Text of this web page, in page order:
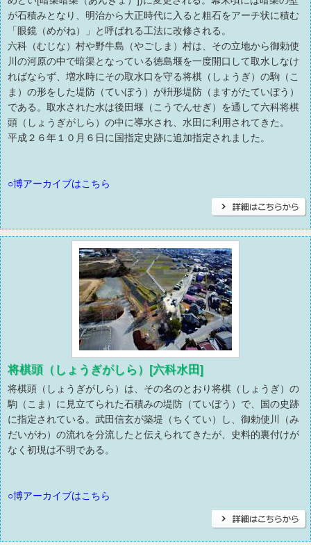
が石積みとなり、明治から大正時代に入ると粗石をアーチ状に積む
「眼鏡（めがね）」と呼ばれる工法に改修される。
六科（むじな）村や野牛島（やごしま）村は、その立地から御勅使
川の河原の中で暗渠となっている徳島堰を一度開口して取水しなけ
ればならず、増水時にその取水口を守る将棋（しょうぎ）の駒（こ
ま）の形をした堤防（ていぼう）が枡形堤防（ますがたていぼう）
である。取水された水は後田堰（こうでんせぎ）を通して六科将棋
頭（しょうぎがしら）の中に導水され、水田に利用されてきた。
平成２６年１０月６日に国指定史跡に追加指定されました。
○博アーカイブはこちら
将棋頭（しょうぎがしら）[六科水田]
将棋頭（しょうぎがしら）は、その名のとおり将棋（しょうぎ）の
駒（こま）に見立てられた石積みの堤防（ていぼう）で、国の史跡
に指定されている。武田信玄が築堤（ちくてい）し、御勅使川（み
だいがわ）の流れを分流したと伝えられてきたが、史料的裏付けが
なく初現は不明である。
○博アーカイブはこちら